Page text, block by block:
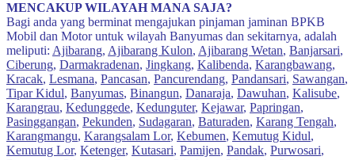
MENCAKUP WILAYAH MANA SAJA?
Bagi anda yang berminat mengajukan pinjaman jaminan BPKB
Mobil dan Motor untuk wilayah Banyumas dan sekitarnya, adalah
meliputi: Ajibarang, Ajibarang Kulon, Ajibarang Wetan, Banjarsari,
Ciberung, Darmakradenan, Jingkang, Kalibenda, Karangbawang,
Kracak, Lesmana, Pancasan, Pancurendang, Pandansari, Sawangan,
Tipar Kidul, Banyumas, Binangun, Danaraja, Dawuhan, Kalisube,
Karangrau, Kedunggede, Kedunguter, Kejawar, Papringan,
Pasinggangan, Pekunden, Sudagaran, Baturaden, Karang Tengah,
Karangmangu, Karangsalam Lor, Kebumen, Kemutug Kidul,
Kemutug Lor, Ketenger, Kutasari, Pamijen, Pandak, Purwosari,